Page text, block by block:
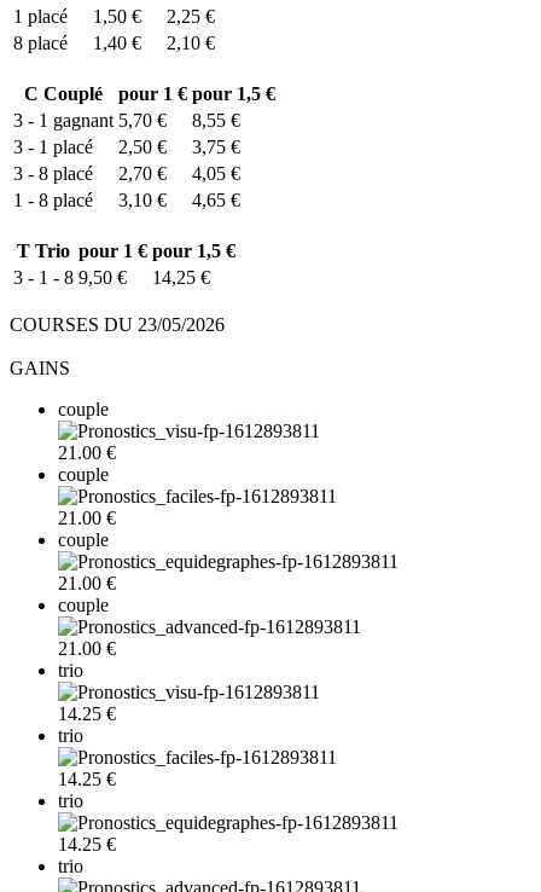
1 placé 1,50 €
2,25 €
8 placé 1,40 € 2,10 €
C Couplé pour 1 € pour 1,5 €
3 - 1 gagnant 5,70 €
8,55 €
3 - 1 placé 2,50 €
3,75 €
3 - 8 placé 2,70 €
4,05 €
1 - 8 placé 3,10 € 4,65 €
T Trio pour 1 € pour 1,5 €
3 - 1 - 8 9,50 € 14,25 €
COURSES DU 23/05/2026
GAINS
couple
21.00 €
couple
21.00 €
couple
21.00 €
couple
21.00 €
trio
14.25 €
trio
14.25 €
trio
14.25 €
trio